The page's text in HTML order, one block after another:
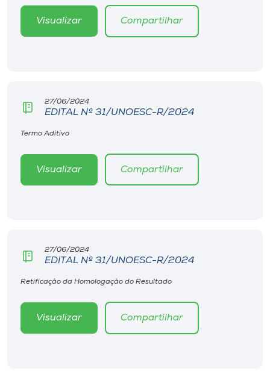
Visualizar Compartilhar
27/06/2024
EDITAL Nº 31/UNOESC-R/2024
Termo Aditivo
Visualizar Compartilhar
27/06/2024
EDITAL Nº 31/UNOESC-R/2024
Retificação da Homologação do Resultado
Visualizar Compartilhar